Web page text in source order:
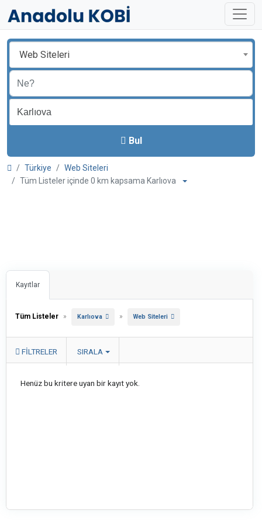
Web Siteleri
Bul
Türkiye
Web Siteleri
Tüm Listeler içinde 0 km kapsama Karlıova
Kayıtlar
Tüm Listeler » Karlıova » Web Siteleri
FILTRELER SIRALA
Henüz bu kritere uyan bir kayıt yok.